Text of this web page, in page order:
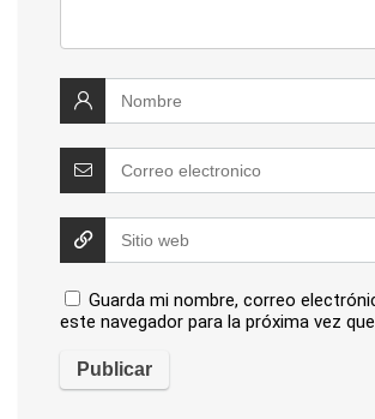
Guarda mi nombre, correo
este navegador para la próxima vez